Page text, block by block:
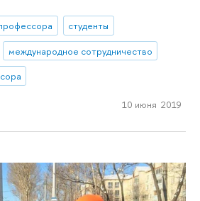
студенты
международное сотрудничество
10 июня 2019